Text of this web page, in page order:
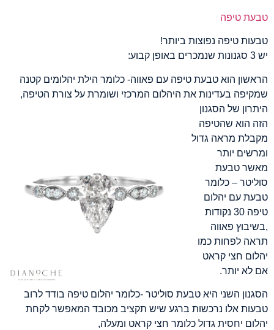
טבעת טיפה
טבעות טיפה נפוצות ביותר!
יש 3 סגנונות שנמכרים באופן קבוע:
הראשון הוא טבעת טיפה עם פאווה- כלומר הילת יהלומים קטנה
שמקיפה בעדינות את היהלום המרכזי ושומרת על צורת הטיפה,
היתרון של הסגנון
הזה הוא שהטיפה
מקבלת מראה גדול
ומרשים יותר
מאשר טבעת
סוליטר – כלומר
טבעת עם יהלום
טיפה 30 נקודות
,בשיבוץ פאווה
תראה לפחות כמו
יהלום חצי קראט
אם לא יותר.
הסגנון השני היא טבעת סוליטר -כלומר יהלום טיפה בודד לרוב
טבעות אלו נרכשות ברגע שיש תקציב מכובד המאפשר לקחת
יהלום יחסית גדול כלומר חצי קראט ומעלה,